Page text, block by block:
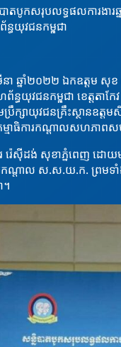
បូកសរុបលទ្ធផលការងារ
យុវជនកម្ពុជា
នា ឆ្នាំ២០២២ ឯកឧត្តម
ធយុវជនកម្ពុជា ខេត្តតា
រឹក្សាយុវជនគ្រឹះស្ថានឧត្
ាធិការកណ្ដាលសហភាពស
រ រ៉េស៊ីដង់ សុខាភ្នំពេញ
ណ្ដាល ស.ស.យ.ក. ព្រមទាំ
។